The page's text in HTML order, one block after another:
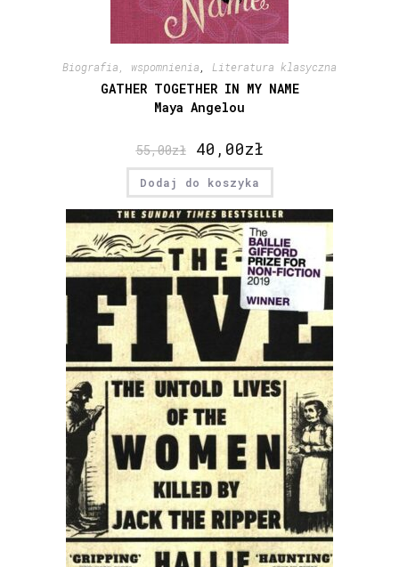
Biografia, wspomnienia Literatura klasyczna
GATHER TOGETHER IN MY NAME
Maya Angelou
55,00zł 40,00zł
Dodaj do koszyka